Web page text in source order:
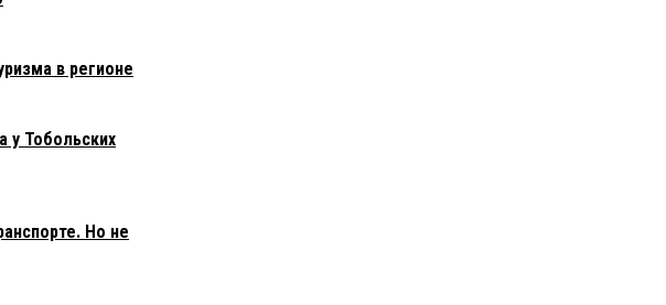
в регионе
у Тобольских
Но не